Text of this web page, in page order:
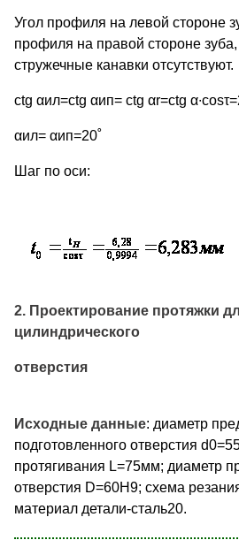
Угол профиля на левой стороне
профиля на правой стороне зуба,
стружечные канавки отсутствуют.
ctg αил=ctg αип= ctg αr=ctg
αил= αип=20˚
Шаг по оси:
2. Проектирование протяжки
цилиндрического
отверстия
Исходные данные: диаметр
подготовленного отверстия
протягивания L=75мм; диаметр
отверстия D=60Н9; схема
материал детали-сталь20.